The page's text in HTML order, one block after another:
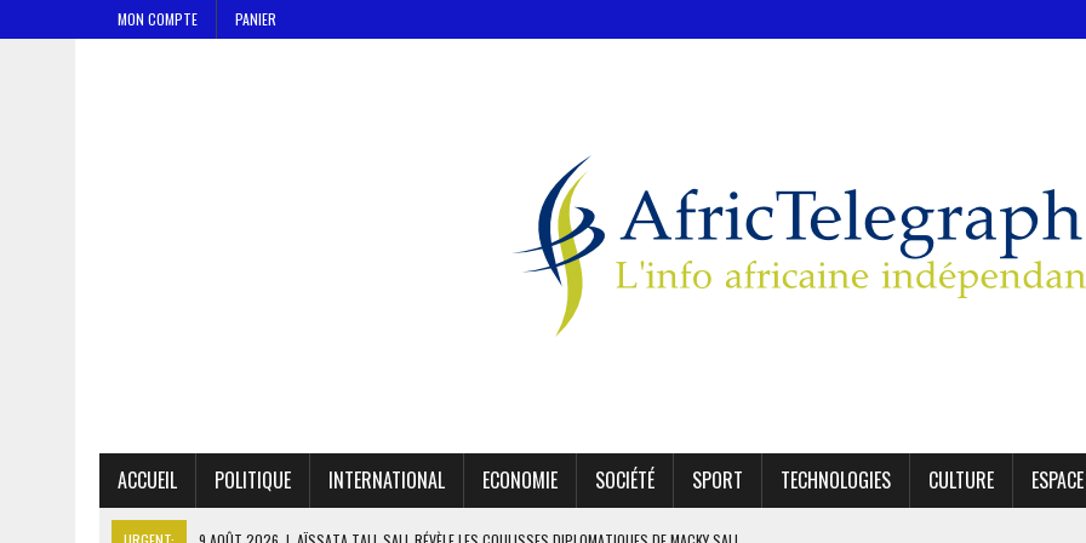
MON COMPTE PANIER
ACCUEIL POLITIQUE INTERNATIONAL ECONOMIE SOCIÉTÉ SPORT TECHNOLOGIES CULTURE